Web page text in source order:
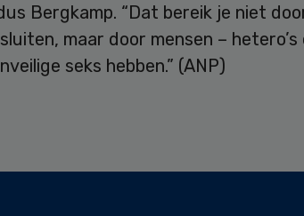
Bergkamp. “Dat bereik je niet
maar door mensen – hetero’s
seks hebben.” (ANP)